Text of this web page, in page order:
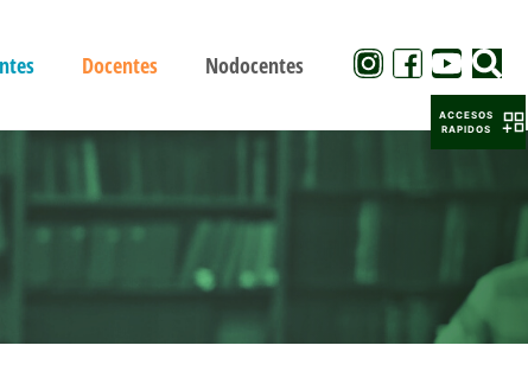
Docentes Nodocentes
ACCESOS
RAPIDOS